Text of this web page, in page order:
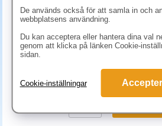
32.50 kr (inkl.
De används också för att samla in och
webbplatsens användning.
Du kan acceptera eller hantera dina val
genom att klicka på länken Cookie-
sidan.
Cookie-inställningar